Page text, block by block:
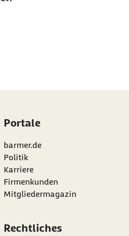
Sterne
Portale
barmer.de
Politik
Karriere
Firmenkunden
Mitgliedermagazin
Rechtliches